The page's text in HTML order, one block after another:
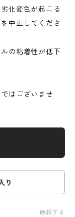
化変色が起こる
中止してくださ
の粘着性が低下
はございませ
り
通報する